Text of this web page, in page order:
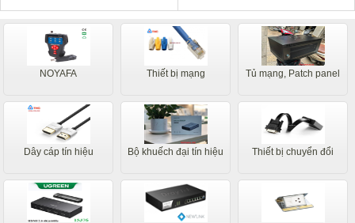
NOYAFA Thiết bị mạng Tủ mạng, Patch panel
Dây cáp tín hiệu Bộ khuếch đại tín hiệu Thiết bị chuyển đổi